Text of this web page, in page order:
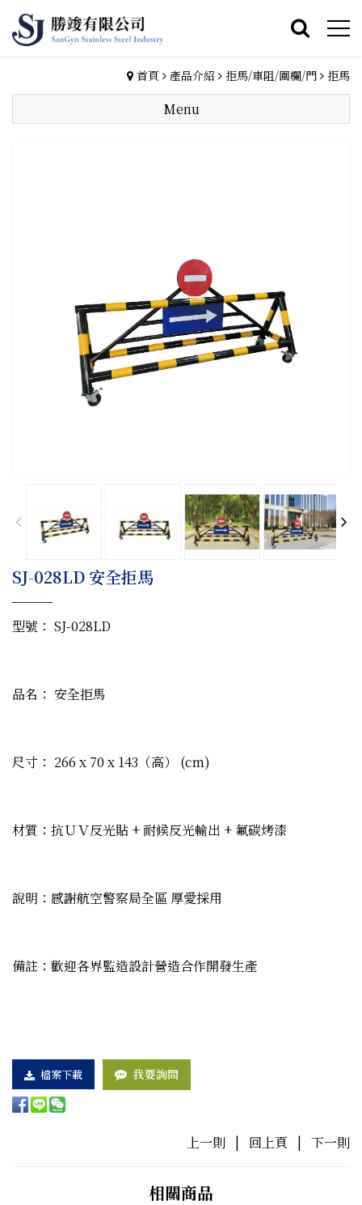
首頁 產品介紹 拒馬/車阻/圍欄/門 拒馬
Menu
SJ-028LD 安全拒馬
型號： SJ-028LD
品名： 安全拒馬
尺寸： 266 x 70 x 143（高） (cm)
材質：抗ＵＶ反光貼 + 耐候反光輸出 + 氟碳烤漆
說明：感謝航空警察局全區 厚愛採用
備註：歡迎各界監造設計營造合作開發生產
檔案下載 我要詢問
上一則 | 回上頁 | 下一則
相關商品